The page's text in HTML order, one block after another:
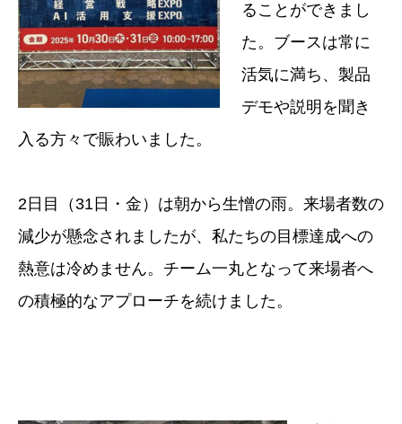
ることができまし
た。ブースは常に
活気に満ち、製品
デモや説明を聞き
入る方々で賑わいました。
2日目（31日・金）は朝から生憎の雨。来場者数の
減少が懸念されましたが、私たちの目標達成への
熱意は冷めません。チーム一丸となって来場者へ
の積極的なアプローチを続けました。